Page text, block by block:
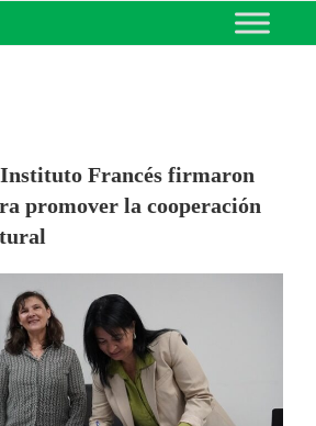
DE EDUCACIÓN
Francés firmaron
promover la cooperación